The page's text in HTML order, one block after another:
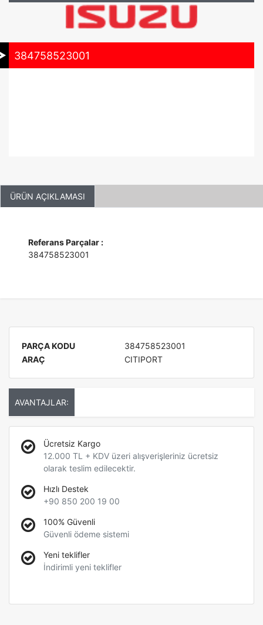
384758523001
ÜRÜN AÇIKLAMASI
Referans Parçalar :
384758523001
PARÇA KODU
384758523001
ARAÇ
CITIPORT
AVANTAJLAR:
Ücretsiz Kargo
12.000 TL + KDV üzeri alışverişleriniz ücretsiz
olarak teslim edilecektir.
Hızlı Destek
+90 850 200 19 00
100% Güvenli
Güvenli ödeme sistemi
Yeni teklifler
İndirimli yeni teklifler